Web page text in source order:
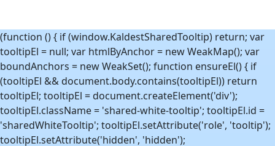
(function () { if (window.KaldestSharedTooltip) return; var
tooltipEl = null; var htmlByAnchor = new WeakMap(); var
boundAnchors = new WeakSet(); function ensureEl() { if
(tooltipEl && document.body.contains(tooltipEl)) return
tooltipEl; tooltipEl = document.createElement('div');
tooltipEl.className = 'shared-white-tooltip'; tooltipEl.id =
'sharedWhiteTooltip'; tooltipEl.setAttribute('role', 'tooltip');
tooltipEl.setAttribute('hidden', 'hidden');